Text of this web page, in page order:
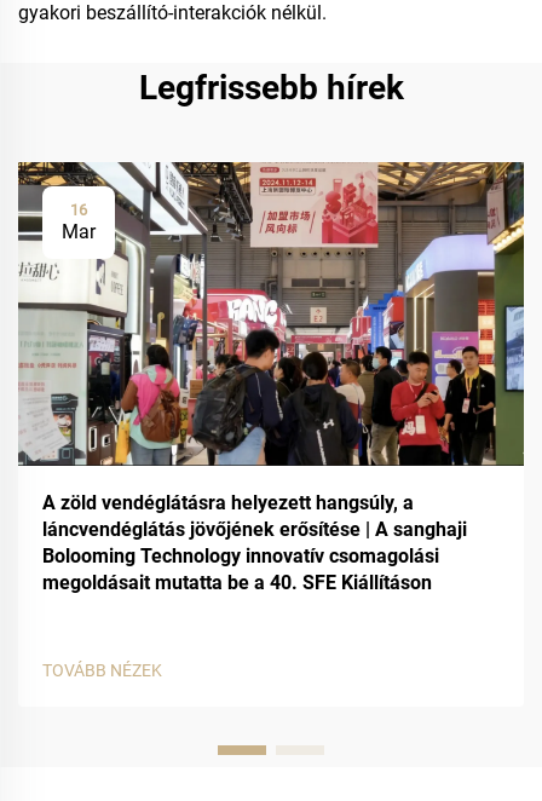
gyakori beszállító-interakciók nélkül.
Legfrissebb hírek
16
Mar
A zöld vendéglátásra helyezett hangsúly, a
láncvendéglátás jövőjének erősítése | A sanghaji
Bolooming Technology innovatív csomagolási
megoldásait mutatta be a 40. SFE Kiállításon
TOVÁBB NÉZEK